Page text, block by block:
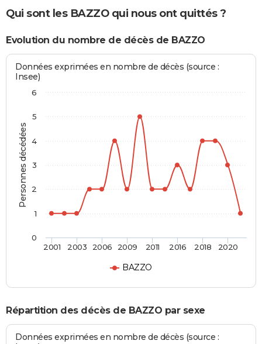
Qui sont les BAZZO qui nous ont quittés ?
Evolution du nombre de décès de BAZZO
Personnes décédées
Données exprimées en nombre de décès (source :
Insee)
BAZZO
2001 2003 2006 2009 2011 2016 2018 2020
0
1
2
3
4
5
6
Répartition des décès de BAZZO par sexe
Données exprimées en nombre de décès (source :